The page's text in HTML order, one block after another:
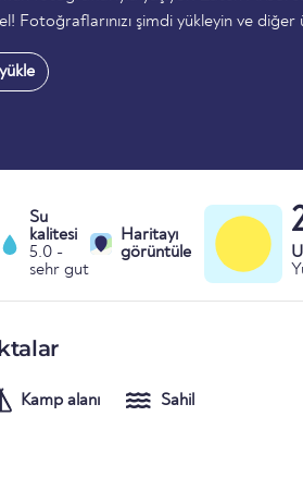
Fotoğraflarınızı şimdi yükleyin ve diğer
Su
kalitesi
5.0 -
sehr gut
Haritayı
görüntüle
Kamp alanı Sahil